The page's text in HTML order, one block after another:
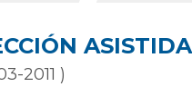
2011 )